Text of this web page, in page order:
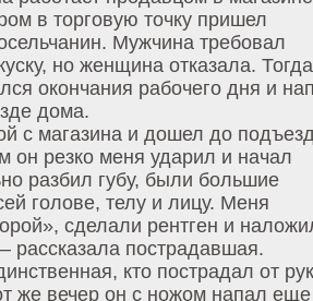
в торговую точку пришел
Мужчина требовал
но женщина отказала. Тогда
окончания рабочего дня и
дома.
с магазина и дошел до
он резко меня ударил и начал
разбил губу, были большие
голове, телу и лицу. Меня
сделали рентген и
рассказала пострадавшая.
кто пострадал от рук
же вечер он с ножом напал